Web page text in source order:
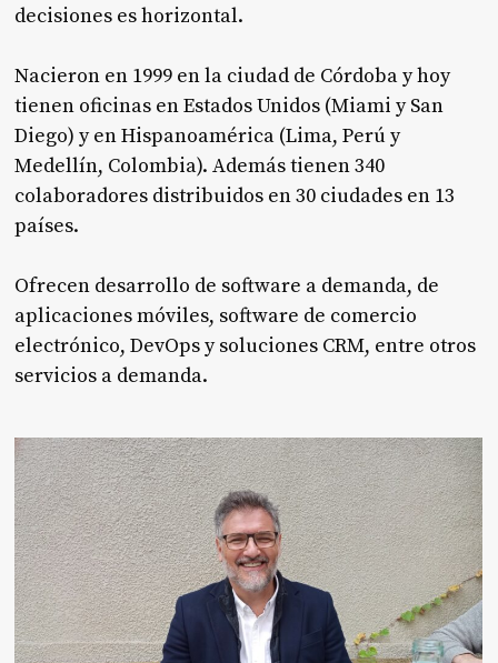
decisiones es horizontal.
Nacieron en 1999 en la ciudad de Córdoba y hoy
tienen oficinas en Estados Unidos (Miami y San
Diego) y en Hispanoamérica (Lima, Perú y
Medellín, Colombia). Además tienen 340
colaboradores distribuidos en 30 ciudades en 13
países.
Ofrecen desarrollo de software a demanda, de
aplicaciones móviles, software de comercio
electrónico, DevOps y soluciones CRM, entre otros
servicios a demanda.